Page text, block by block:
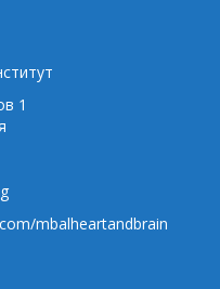
1
mbalheartandbrain